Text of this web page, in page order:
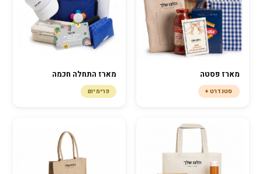
סטנדרט +
מארז התחלה חכמה
פרימיום